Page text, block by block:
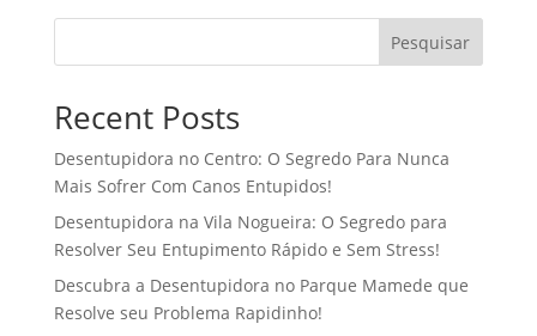
Pesquisar
Recent Posts
Desentupidora no Centro: O Segredo Para Nunca
Mais Sofrer Com Canos Entupidos!
Desentupidora na Vila Nogueira: O Segredo para
Resolver Seu Entupimento Rápido e Sem Stress!
Descubra a Desentupidora no Parque Mamede que
Resolve seu Problema Rapidinho!